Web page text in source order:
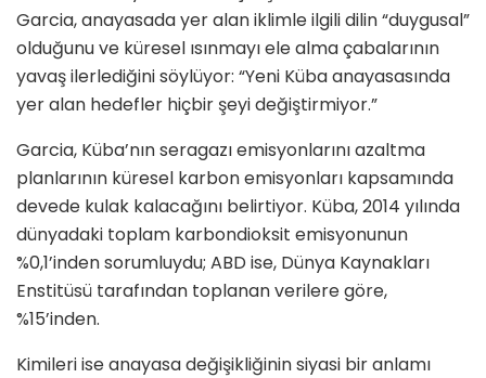
Garcia, anayasada yer alan iklimle ilgili dilin “duygusal”
olduğunu ve küresel ısınmayı ele alma çabalarının
yavaş ilerlediğini söylüyor: “Yeni Küba anayasasında
yer alan hedefler hiçbir şeyi değiştirmiyor.”
Garcia, Küba’nın seragazı emisyonlarını azaltma
planlarının küresel karbon emisyonları kapsamında
devede kulak kalacağını belirtiyor. Küba, 2014 yılında
dünyadaki toplam karbondioksit emisyonunun
%0,1’inden sorumluydu; ABD ise, Dünya Kaynakları
Enstitüsü tarafından toplanan verilere göre,
%15’inden.
Kimileri ise anayasa değişikliğinin siyasi bir anlamı